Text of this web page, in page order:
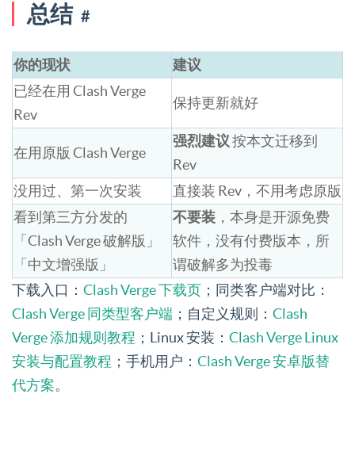
总结 #
你的现状
建议
已经在用 Clash Verge
Rev
保持更新就好
在用原版 Clash Verge
强烈建议按本文迁移到
Rev
没用过、第一次安装
直接装 Rev，不用考虑原版
看到第三方分发的
「Clash Verge 破解版」
「中文增强版」
不要装 ，本身是开源免费
软件，没有付费版本，所
谓破解多为投毒
下载入口： Clash Verge 下载页 ；同类客户端对比：
Clash Verge 同类型客户端 ；自定义规则： Clash
Verge 添加规则教程 ；Linux 安装： Clash Verge Linux
安装与配置教程 ；手机用户： Clash Verge 安卓版替
代方案。